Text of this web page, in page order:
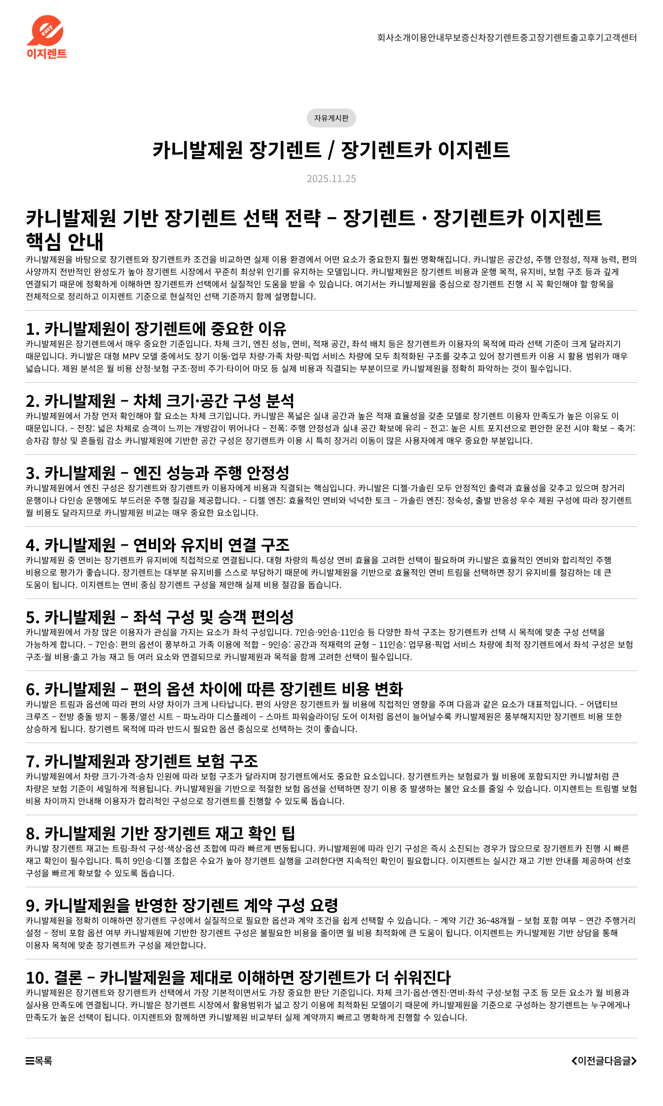
회사소개이용안내무보증신차장기렌트중고장기렌트출고후기고객센터
자유게시판
카니발제원 장기렌트 / 장기렌트카 이지렌트
2025.11.25
카니발제원 기반 장기렌트 선택 전략 – 장기렌트 · 장기렌트카 이지렌트
핵심 안내
카니발제원을 바탕으로 장기렌트와 장기렌트카 조건을 비교하면 실제 이용 환경에서 어떤 요소가 중요한지 훨씬 명확해집니다. 카니발은 공간성, 주행 안정성, 적재 능력, 편의
사양까지 전반적인 완성도가 높아 장기렌트 시장에서 꾸준히 최상위 인기를 유지하는 모델입니다. 카니발제원은 장기렌트 비용과 운행 목적, 유지비, 보험 구조 등과 깊게
연결되기 때문에 정확하게 이해하면 장기렌트카 선택에서 실질적인 도움을 받을 수 있습니다. 여기서는 카니발제원을 중심으로 장기렌트 진행 시 꼭 확인해야 할 항목을
전체적으로 정리하고 이지렌트 기준으로 현실적인 선택 기준까지 함께 설명합니다.
1. 카니발제원이 장기렌트에 중요한 이유
카니발제원은 장기렌트에서 매우 중요한 기준입니다. 차체 크기, 엔진 성능, 연비, 적재 공간, 좌석 배치 등은 장기렌트카 이용자의 목적에 따라 선택 기준이 크게 달라지기
때문입니다. 카니발은 대형 MPV 모델 중에서도 장기 이동·업무 차량·가족 차량·픽업 서비스 차량에 모두 최적화된 구조를 갖추고 있어 장기렌트카 이용 시 활용 범위가 매우
넓습니다. 제원 분석은 월 비용 산정·보험 구조·정비 주기·타이어 마모 등 실제 비용과 직결되는 부분이므로 카니발제원을 정확히 파악하는 것이 필수입니다.
2. 카니발제원 – 차체 크기·공간 구성 분석
카니발제원에서 가장 먼저 확인해야 할 요소는 차체 크기입니다. 카니발은 폭넓은 실내 공간과 높은 적재 효율성을 갖춘 모델로 장기렌트 이용자 만족도가 높은 이유도 이
때문입니다. – 전장: 넓은 차체로 승객이 느끼는 개방감이 뛰어나다 – 전폭: 주행 안정성과 실내 공간 확보에 유리 – 전고: 높은 시트 포지션으로 편안한 운전 시야 확보 – 축거:
승차감 향상 및 흔들림 감소 카니발제원에 기반한 공간 구성은 장기렌트카 이용 시 특히 장거리 이동이 많은 사용자에게 매우 중요한 부분입니다.
3. 카니발제원 – 엔진 성능과 주행 안정성
카니발제원에서 엔진 구성은 장기렌트와 장기렌트카 이용자에게 비용과 직결되는 핵심입니다. 카니발은 디젤·가솔린 모두 안정적인 출력과 효율성을 갖추고 있으며 장거리
운행이나 다인승 운행에도 부드러운 주행 질감을 제공합니다. – 디젤 엔진: 효율적인 연비와 넉넉한 토크 – 가솔린 엔진: 정숙성, 출발 반응성 우수 제원 구성에 따라 장기렌트
월 비용도 달라지므로 카니발제원 비교는 매우 중요한 요소입니다.
4. 카니발제원 – 연비와 유지비 연결 구조
카니발제원 중 연비는 장기렌트카 유지비에 직접적으로 연결됩니다. 대형 차량의 특성상 연비 효율을 고려한 선택이 필요하며 카니발은 효율적인 연비와 합리적인 주행
비용으로 평가가 좋습니다. 장기렌트는 대부분 유지비를 스스로 부담하기 때문에 카니발제원을 기반으로 효율적인 연비 트림을 선택하면 장기 유지비를 절감하는 데 큰
도움이 됩니다. 이지렌트는 연비 중심 장기렌트 구성을 제안해 실제 비용 절감을 돕습니다.
5. 카니발제원 – 좌석 구성 및 승객 편의성
카니발제원에서 가장 많은 이용자가 관심을 가지는 요소가 좌석 구성입니다. 7인승·9인승·11인승 등 다양한 좌석 구조는 장기렌트카 선택 시 목적에 맞춘 구성 선택을
가능하게 합니다. – 7인승: 편의 옵션이 풍부하고 가족 이용에 적합 – 9인승: 공간과 적재력의 균형 – 11인승: 업무용·픽업 서비스 차량에 최적 장기렌트에서 좌석 구성은 보험
구조·월 비용·출고 가능 재고 등 여러 요소와 연결되므로 카니발제원과 목적을 함께 고려한 선택이 필수입니다.
6. 카니발제원 – 편의 옵션 차이에 따른 장기렌트 비용 변화
카니발은 트림과 옵션에 따라 편의 사양 차이가 크게 나타납니다. 편의 사양은 장기렌트카 월 비용에 직접적인 영향을 주며 다음과 같은 요소가 대표적입니다. – 어댑티브
크루즈 – 전방 충돌 방지 – 통풍/열선 시트 – 파노라마 디스플레이 – 스마트 파워슬라이딩 도어 이처럼 옵션이 늘어날수록 카니발제원은 풍부해지지만 장기렌트 비용 또한
상승하게 됩니다. 장기렌트 목적에 따라 반드시 필요한 옵션 중심으로 선택하는 것이 좋습니다.
7. 카니발제원과 장기렌트 보험 구조
카니발제원에서 차량 크기·가격·승차 인원에 따라 보험 구조가 달라지며 장기렌트에서도 중요한 요소입니다. 장기렌트카는 보험료가 월 비용에 포함되지만 카니발처럼 큰
차량은 보험 기준이 세밀하게 적용됩니다. 카니발제원을 기반으로 적절한 보험 옵션을 선택하면 장기 이용 중 발생하는 불안 요소를 줄일 수 있습니다. 이지렌트는 트림별 보험
비용 차이까지 안내해 이용자가 합리적인 구성으로 장기렌트를 진행할 수 있도록 돕습니다.
8. 카니발제원 기반 장기렌트 재고 확인 팁
카니발 장기렌트 재고는 트림·좌석 구성·색상·옵션 조합에 따라 빠르게 변동됩니다. 카니발제원에 따라 인기 구성은 즉시 소진되는 경우가 많으므로 장기렌트카 진행 시 빠른
재고 확인이 필수입니다. 특히 9인승·디젤 조합은 수요가 높아 장기렌트 실행을 고려한다면 지속적인 확인이 필요합니다. 이지렌트는 실시간 재고 기반 안내를 제공하여 선호
구성을 빠르게 확보할 수 있도록 돕습니다.
9. 카니발제원을 반영한 장기렌트 계약 구성 요령
카니발제원을 정확히 이해하면 장기렌트 구성에서 실질적으로 필요한 옵션과 계약 조건을 쉽게 선택할 수 있습니다. – 계약 기간 36~48개월 – 보험 포함 여부 – 연간 주행거리
설정 – 정비 포함 옵션 여부 카니발제원에 기반한 장기렌트 구성은 불필요한 비용을 줄이면 월 비용 최적화에 큰 도움이 됩니다. 이지렌트는 카니발제원 기반 상담을 통해
이용자 목적에 맞춘 장기렌트카 구성을 제안합니다.
10. 결론 – 카니발제원을 제대로 이해하면 장기렌트가 더 쉬워진다
카니발제원은 장기렌트와 장기렌트카 선택에서 가장 기본적이면서도 가장 중요한 판단 기준입니다. 차체 크기·옵션·엔진·연비·좌석 구성·보험 구조 등 모든 요소가 월 비용과
실사용 만족도에 연결됩니다. 카니발은 장기렌트 시장에서 활용범위가 넓고 장기 이용에 최적화된 모델이기 때문에 카니발제원을 기준으로 구성하는 장기렌트는 누구에게나
만족도가 높은 선택이 됩니다. 이지렌트와 함께하면 카니발제원 비교부터 실제 계약까지 빠르고 명확하게 진행할 수 있습니다.
목록 이전글다음글